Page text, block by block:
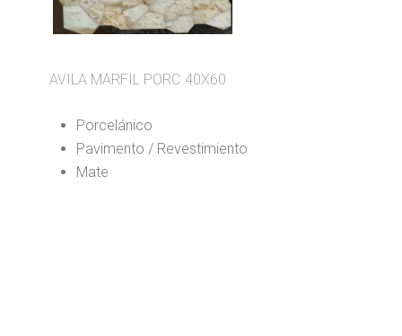
AVILA MARFIL PORC 40X60
Porcelánico
Pavimento / Revestimiento
Mate